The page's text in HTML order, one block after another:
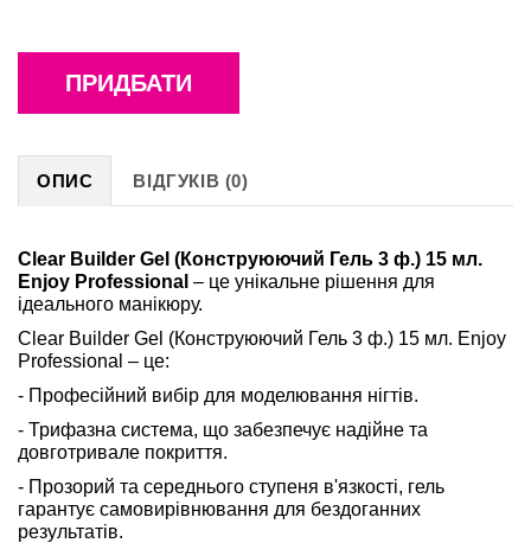
ПРИДБАТИ
ОПИС ВІДГУКІВ (0)
Clear Builder Gel (Конструюючий Гель 3 ф.) 15 мл.
Enjoy Professional – це унікальне рішення для
ідеального манікюру.
Clear Builder Gel (Конструюючий Гель 3 ф.) 15 мл. Enjoy
Professional – це:
- Професійний вибір для моделювання нігтів.
- Трифазна система, що забезпечує надійне та
довготривале покриття.
- Прозорий та середнього ступеня в'язкості, гель
гарантує самовирівнювання для бездоганних
результатів.